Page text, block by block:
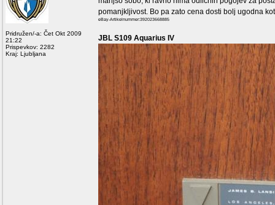
Pridružen/-a: Čet Okt 2009
21:22
Prispevkov: 2282
Kraj: Ljubljana
pomanjkljivost. Bo pa zato cena dosti bolj ugodna
eBay-Artikelnummer:392023668885
JBL S109 Aquarius IV